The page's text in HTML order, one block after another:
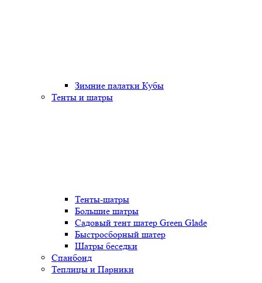
Зимние палатки Кубы
Тенты и шатры
Тенты-шатры
Большие шатры
Садовый тент шатер Green Glade
Быстросборный шатер
Шатры беседки
Спанбонд
Теплицы и Парники